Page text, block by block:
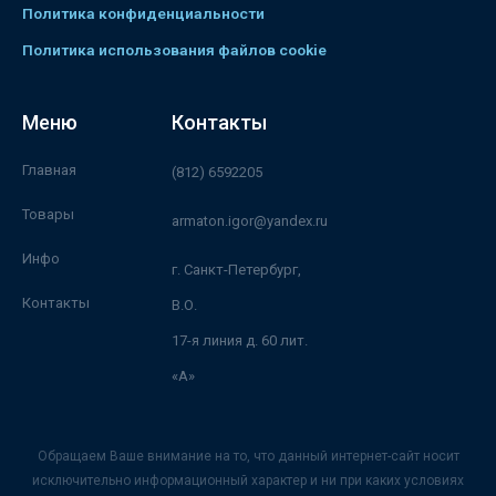
Политика конфиденциальности
Политика использования файлов cookie
Меню
Главная
Товары
Инфо
Контакты
Контакты
(812) 6592205
armaton.igor@yandex.ru
г. Санкт-Петербург,
В.О.
17-я линия д. 60 лит.
«А»
Обращаем Ваше внимание на то, что данный интернет-сайт носит
исключительно информационный характер и ни при каких условиях